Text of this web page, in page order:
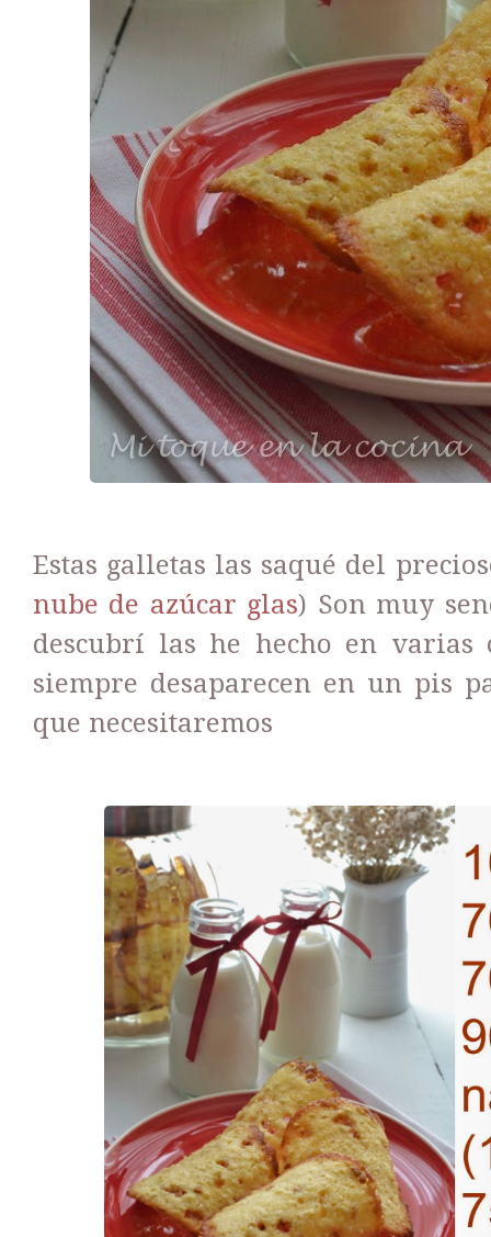
Estas galletas las saqué del
nube de azúcar glas) Son muy
descubrí las he hecho en varias
siempre desaparecen en un pis
que necesitaremos